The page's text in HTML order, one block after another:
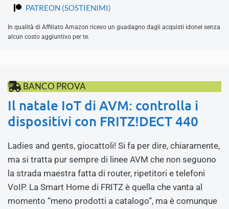
PATREON (SOSTIENIMI)
In qualità di Affiliato Amazon ricevo un guadagno dagli acquisti idonei senza
alcun costo aggiuntivo per te.
BANCO PROVA
Il natale IoT di AVM: controlla i
dispositivi con FRITZ!DECT 440
Ladies and gents, giocattoli! Si fa per dire, chiaramente,
ma si tratta pur sempre di linee AVM che non seguono
la strada maestra fatta di router, ripetitori e telefoni
VoIP. La Smart Home di FRITZ è quella che vanta al
momento “meno prodotti a catalogo“, ma è comunque